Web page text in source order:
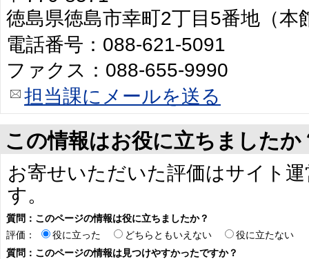
徳島県徳島市幸町2丁目5番地（本
電話番号：088-621-5091
ファクス：088-655-9990
担当課にメールを送る
この情報はお役に立ちましたか
お寄せいただいた評価はサイト
す。
質問：このページの情報は役に立ちましたか？
評価：
役に立った どちらともいえない
役に立たない
質問：このページの情報は見つけやすかったですか？